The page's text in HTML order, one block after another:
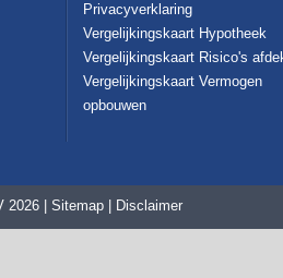
Privacyverklaring
Vergelijkingskaart Hypotheek
Vergelijkingskaart Risico's
Vergelijkingskaart Vermogen
opbouwen
2026 | Sitemap Disclaimer